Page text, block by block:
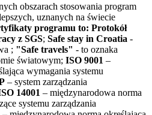
obszarach stosowania program
uznanych na świecie
programu to: Protokół
z SGS; Safe stay in Croatia -
; "Safe travels" - to oznaka
światowym; ISO 9001 –
wymagania systemu
– system zarządzania
14001 – międzynarodowa norma
systemu zarządzania